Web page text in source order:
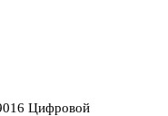
Цифровой